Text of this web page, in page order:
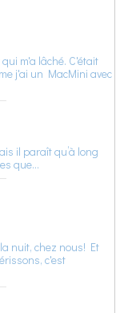
m'a lâché. C'était
j'ai un MacMini avec
il paraît qu’à long
que…
nuit, chez nous! Et
c'est